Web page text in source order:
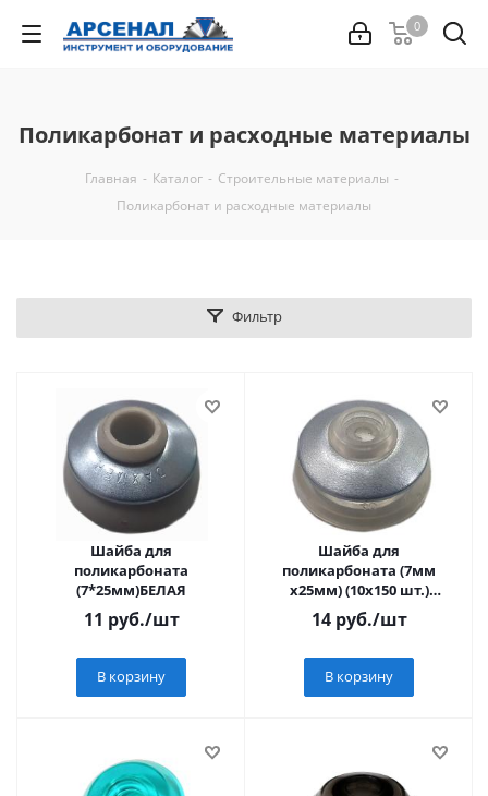
0
Поликарбонат и расходные материалы
Главная - Каталог - Строительные материалы -
Поликарбонат и расходные материалы
Фильтр
Шайба для
поликарбоната
(7*25мм)БЕЛАЯ
11 руб./шт
В корзину
Шайба для
поликарбоната (7мм
х25мм) (10х150 шт.)
прозрачная
14руб./шт
В корзину